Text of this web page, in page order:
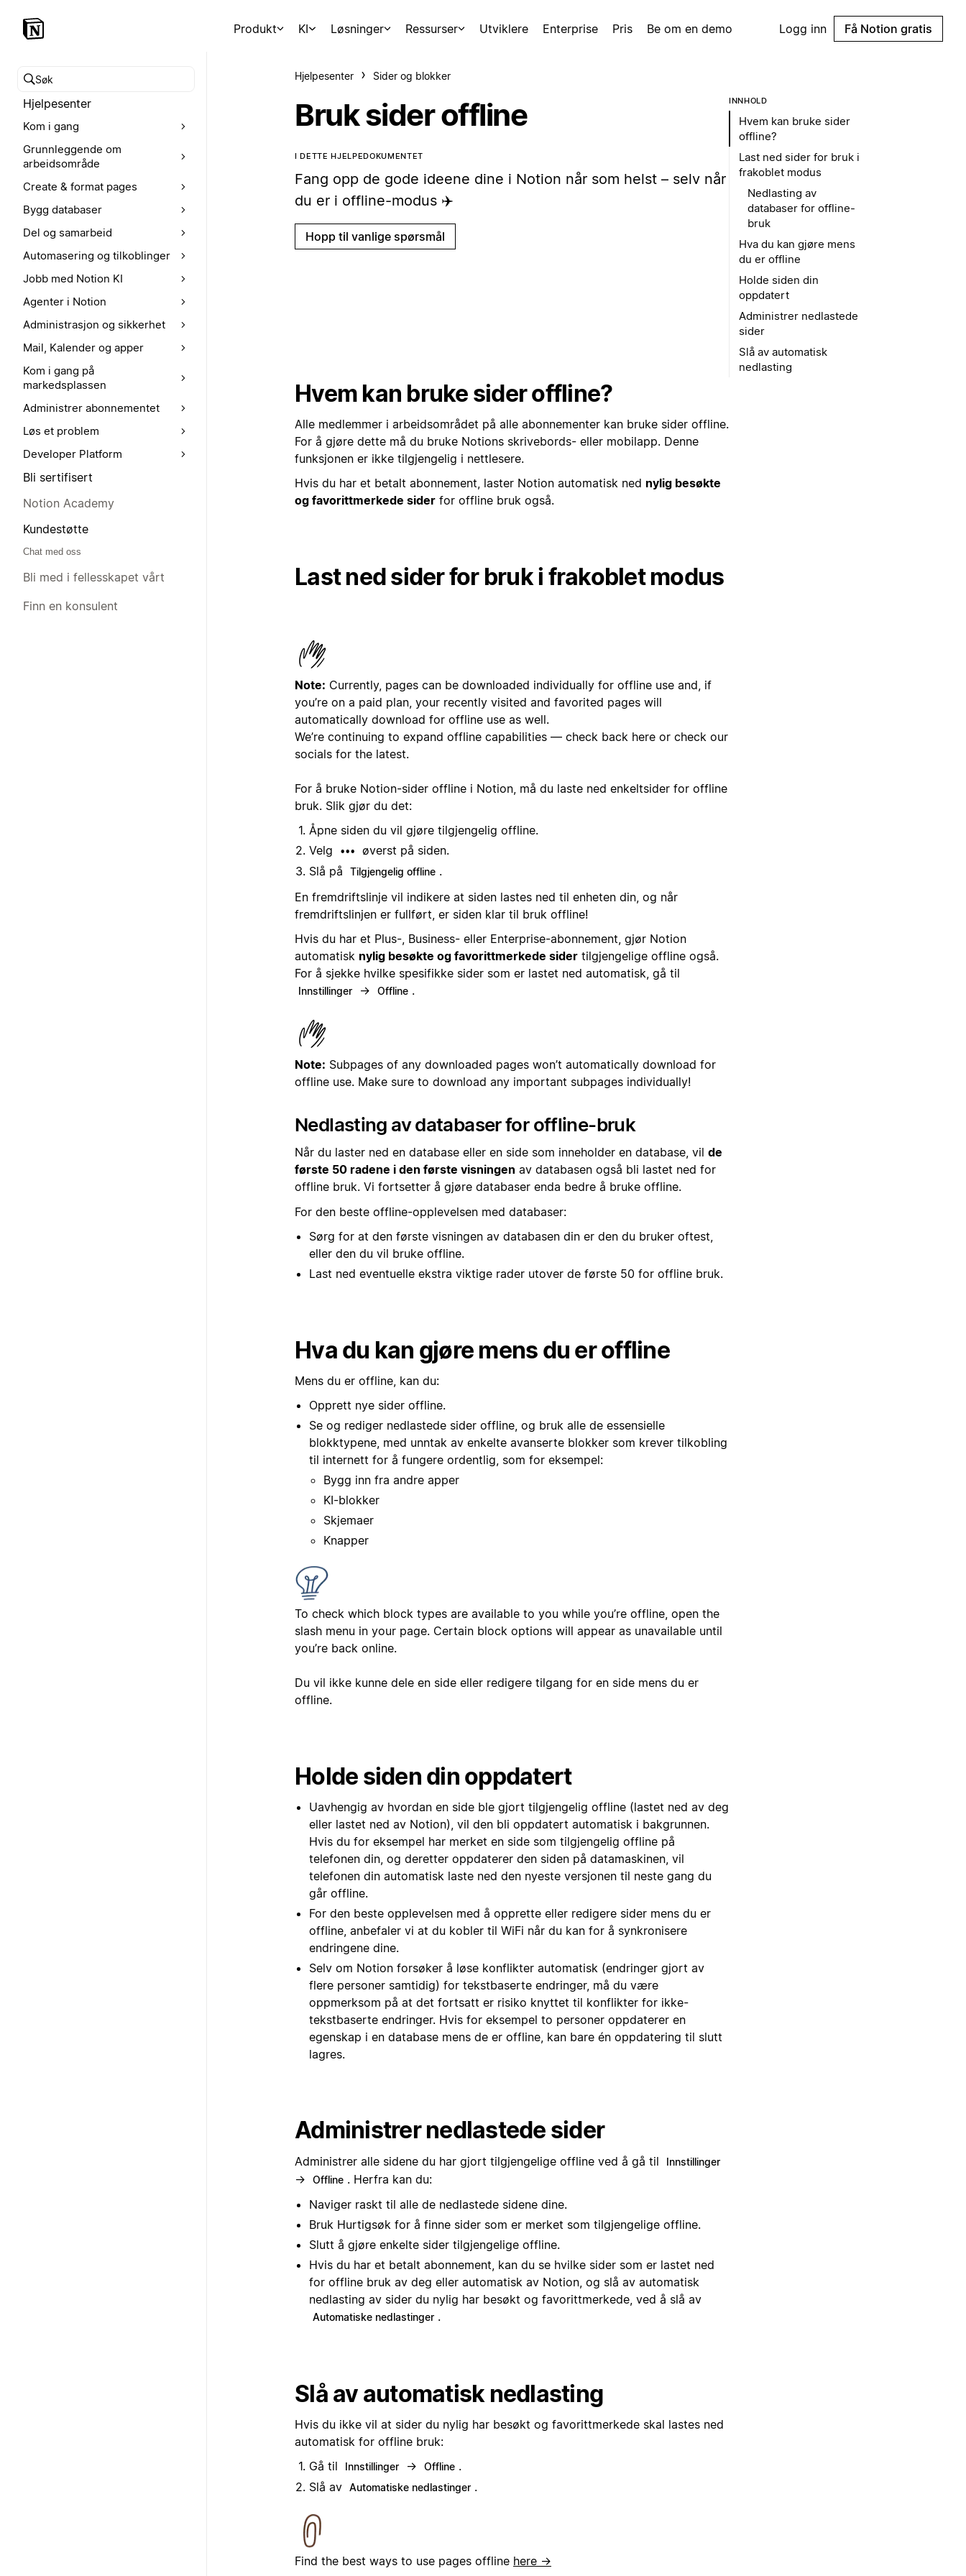
Produkt KI Løsninger Ressurser Utviklere Enterprise Pris Be om en demo Logg inn Få Notion gratis
Søk i hjelpesenteret
Hjelpesenter
Kom i gang
Grunnleggende om
arbeidsområde
Create & format pages
Bygg databaser
Del og samarbeid
Automasering og tilkoblinger
Jobb med Notion KI
Agenter i Notion
Administrasjon og sikkerhet
Mail, Kalender og apper
Kom i gang på
markedsplassen
Administrer abonnementet
Løs et problem
Developer Platform
Bli sertifisert
Notion Academy
Kundestøtte
Chat med oss
Bli med i fellesskapet vårt
Finn en konsulent
Hjelpesenter Sider og blokker
Bruk sider offline
I DETTE HJELPEDOKUMENTET
Fang opp de gode ideene dine i Notion når som helst – selv når
du er i offline-modus ✈️
Hopp til vanlige spørsmål
Hvem kan bruke sider offline?
Alle medlemmer i arbeidsområdet på alle abonnementer kan bruke sider offline.
For å gjøre dette må du bruke Notions skrivebords- eller mobilapp. Denne
funksjonen er ikke tilgjengelig i nettlesere.
Hvis du har et betalt abonnement, laster Notion automatisk ned nylig besøkte
og favorittmerkede sider for offline bruk også.
Last ned sider for bruk i frakoblet modus
Note: Currently, pages can be downloaded individually for offline use and, if
you’re on a paid plan, your recently visited and favorited pages will
automatically download for offline use as well.
We’re continuing to expand offline capabilities — check back here or check our
socials for the latest.
For å bruke Notion-sider offline i Notion, må du laste ned enkeltsider for offline
bruk. Slik gjør du det:
Åpne siden du vil gjøre tilgjengelig offline.
Velg
•••
øverst på siden.
Slå på
Tilgjengelig offline .
En fremdriftslinje vil indikere at siden lastes ned til enheten din, og når
fremdriftslinjen er fullført, er siden klar til bruk offline!
Hvis du har et Plus-, Business- eller Enterprise-abonnement, gjør Notion
automatisk nylig besøkte og favorittmerkede sider tilgjengelige offline også.
For å sjekke hvilke spesifikke sider som er lastet ned automatisk, gå til
Innstillinger → Offline .
Note: Subpages of any downloaded pages won’t automatically download for
offline use. Make sure to download any important subpages individually!
Nedlasting av databaser for offline-bruk
Når du laster ned en database eller en side som inneholder en database, vil de
første 50 radene i den første visningen av databasen også bli lastet ned for
offline bruk. Vi fortsetter å gjøre databaser enda bedre å bruke offline.
For den beste offline-opplevelsen med databaser:
Sørg for at den første visningen av databasen din er den du bruker oftest,
eller den du vil bruke offline.
Last ned eventuelle ekstra viktige rader utover de første 50 for offline bruk.
Hva du kan gjøre mens du er offline
Mens du er offline, kan du:
Opprett nye sider offline.
Se og rediger nedlastede sider offline, og bruk alle de essensielle
blokktypene, med unntak av enkelte avanserte blokker som krever tilkobling
til internett for å fungere ordentlig, som for eksempel:
Bygg inn fra andre apper
KI-blokker
Skjemaer
Knapper
To check which block types are available to you while you’re offline, open the
slash menu in your page. Certain block options will appear as unavailable until
you’re back online.
Du vil ikke kunne dele en side eller redigere tilgang for en side mens du er
offline.
Holde siden din oppdatert
Uavhengig av hvordan en side ble gjort tilgjengelig offline (lastet ned av deg
eller lastet ned av Notion), vil den bli oppdatert automatisk i bakgrunnen.
Hvis du for eksempel har merket en side som tilgjengelig offline på
telefonen din, og deretter oppdaterer den siden på datamaskinen, vil
telefonen din automatisk laste ned den nyeste versjonen til neste gang du
går offline.
For den beste opplevelsen med å opprette eller redigere sider mens du er
offline, anbefaler vi at du kobler til WiFi når du kan for å synkronisere
endringene dine.
Selv om Notion forsøker å løse konflikter automatisk (endringer gjort av
flere personer samtidig) for tekstbaserte endringer, må du være
oppmerksom på at det fortsatt er risiko knyttet til konflikter for ikke-
tekstbaserte endringer. Hvis for eksempel to personer oppdaterer en
egenskap i en database mens de er offline, kan bare én oppdatering til slutt
lagres.
Administrer nedlastede sider
Administrer alle sidene du har gjort tilgjengelige offline ved å gå til Innstillinger
→ Offline . Herfra kan du:
Naviger raskt til alle de nedlastede sidene dine.
Bruk Hurtigsøk for å finne sider som er merket som tilgjengelige offline.
Slutt å gjøre enkelte sider tilgjengelige offline.
Hvis du har et betalt abonnement, kan du se hvilke sider som er lastet ned
for offline bruk av deg eller automatisk av Notion, og slå av automatisk
nedlasting av sider du nylig har besøkt og favorittmerkede, ved å slå av
Automatiske nedlastinger .
Slå av automatisk nedlasting
Hvis du ikke vil at sider du nylig har besøkt og favorittmerkede skal lastes ned
automatisk for offline bruk:
Gå til
Innstillinger → Offline .
Slå av Automatiske nedlastinger .
Find the best ways to use pages offline here →
INNHOLD
Hvem kan bruke sider
offline?
Last ned sider for bruk i
frakoblet modus
Nedlasting av
databaser for offline-
bruk
Hva du kan gjøre mens
du er offline
Holde siden din
oppdatert
Administrer nedlastede
sider
Slå av automatisk
nedlasting